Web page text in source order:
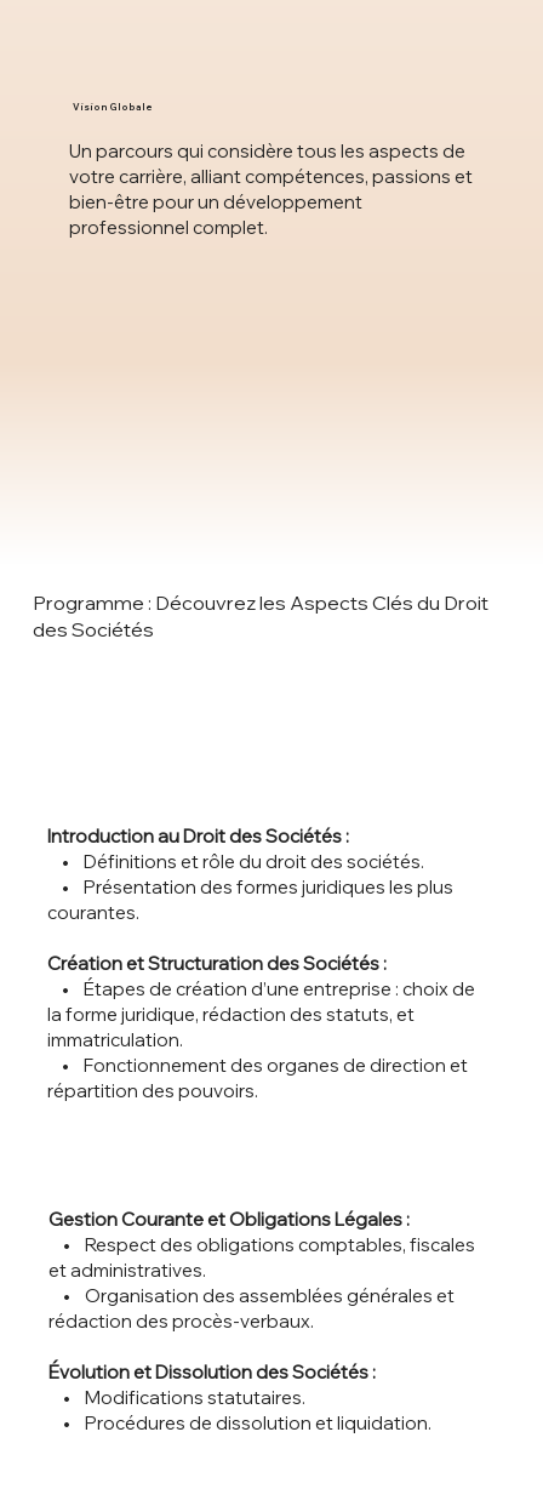
Un parcours qui considère tous les aspects de
votre carrière, alliant compétences, passions et
bien-être pour un développement
professionnel complet.
Vision Globale
Programme : Découvrez les Aspects Clés du Droit
des Sociétés
Introduction au Droit des Sociétés :
• Définitions et rôle du droit des sociétés.
• Présentation des formes juridiques les plus
courantes.
Création et Structuration des Sociétés :
• Étapes de création d’une entreprise : choix de
la forme juridique, rédaction des statuts, et
immatriculation.
• Fonctionnement des organes de direction et
répartition des pouvoirs.
Gestion Courante et Obligations Légales :
• Respect des obligations comptables, fiscales
et administratives.
• Organisation des assemblées générales et
rédaction des procès-verbaux.
Évolution et Dissolution des Sociétés :
• Modifications statutaires.
• Procédures de dissolution et liquidation.